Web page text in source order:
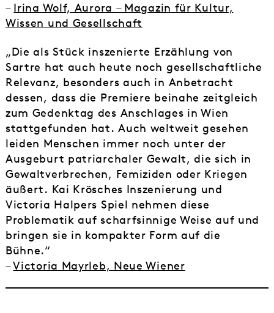
– Irina Wolf, Aurora – Magazin für Kultur,
Wissen und Gesellschaft
„Die als Stück inszenierte Erzählung von
Sartre hat auch heute noch gesellschaftliche
Relevanz, besonders auch in Anbetracht
dessen, dass die Premiere beinahe zeitgleich
zum Gedenktag des Anschlages in Wien
stattgefunden hat. Auch weltweit gesehen
leiden Menschen immer noch unter der
Ausgeburt patriarchaler Gewalt, die sich in
Gewaltverbrechen, Femiziden oder Kriegen
äußert. Kai Krösches Inszenierung und
Victoria Halpers Spiel nehmen diese
Problematik auf scharfsinnige Weise auf und
bringen sie in kompakter Form auf die
Bühne.“
–Victoria Mayrleb, Neue Wiener